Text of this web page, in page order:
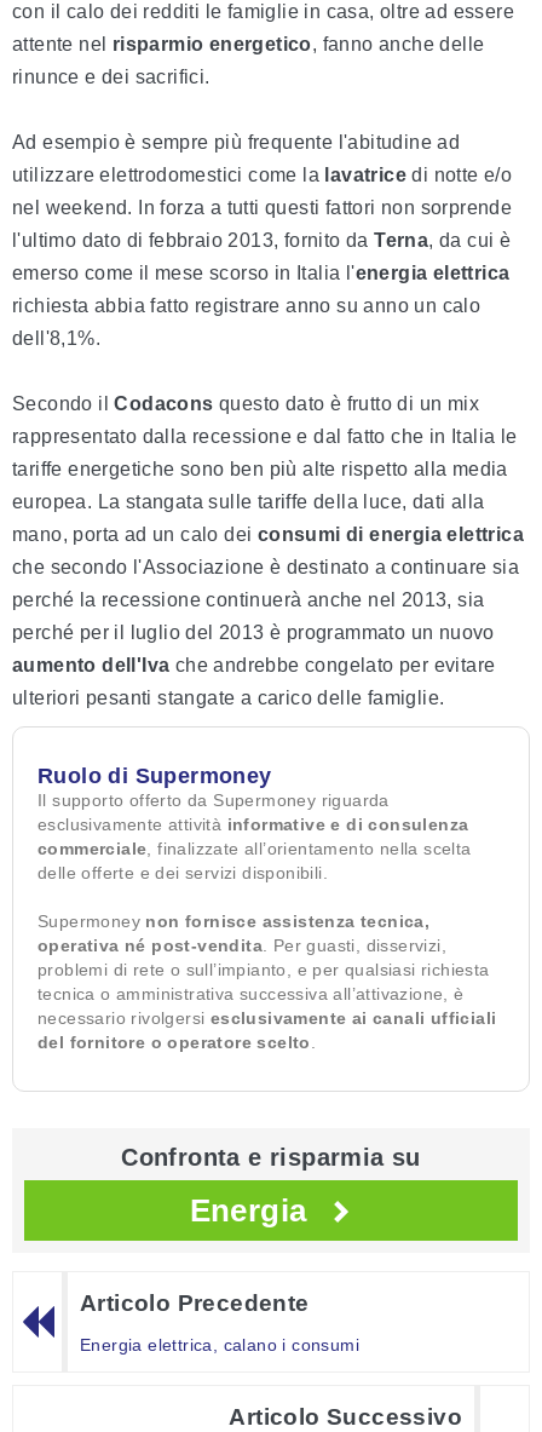
con il calo dei redditi le famiglie in casa, oltre ad essere
attente nel risparmio energetico, fanno anche delle
rinunce e dei sacrifici.
Ad esempio è sempre più frequente l'abitudine ad
utilizzare elettrodomestici come la lavatrice di notte e/o
nel weekend. In forza a tutti questi fattori non sorprende
l'ultimo dato di febbraio 2013, fornito daTerna, da cui è
emerso come il mese scorso in Italia l'energia elettrica
richiesta abbia fatto registrare anno su anno un calo
dell'8,1%.
Secondo ilCodacons questo dato è frutto di un mix
rappresentato dalla recessione e dal fatto che in Italia le
tariffe energetiche sono ben più alte rispetto alla media
europea. La stangata sulle tariffe della luce, dati alla
mano, porta ad un calo dei consumi di energia elettrica
che secondo l'Associazione è destinato a continuare sia
perché la recessione continuerà anche nel 2013, sia
perché per il luglio del 2013 è programmato un nuovo
aumento dell'Iva che andrebbe congelato per evitare
ulteriori pesanti stangate a carico delle famiglie.
Ruolo di Supermoney
Il supporto offerto da Supermoney riguarda
esclusivamente attività informative e di consulenza
commerciale , finalizzate all’orientamento nella scelta
delle offerte e dei servizi disponibili.
Supermoney non fornisce assistenza tecnica,
operativa né post-vendita . Per guasti, disservizi,
problemi di rete o sull’impianto, e per qualsiasi richiesta
tecnica o amministrativa successiva all’attivazione, è
necessario rivolgersi esclusivamente ai canali ufficiali
del fornitore o operatore scelto
Confronta e risparmia su
Energia
Articolo Precedente
Energia elettrica, calano i consumi
Articolo Successivo